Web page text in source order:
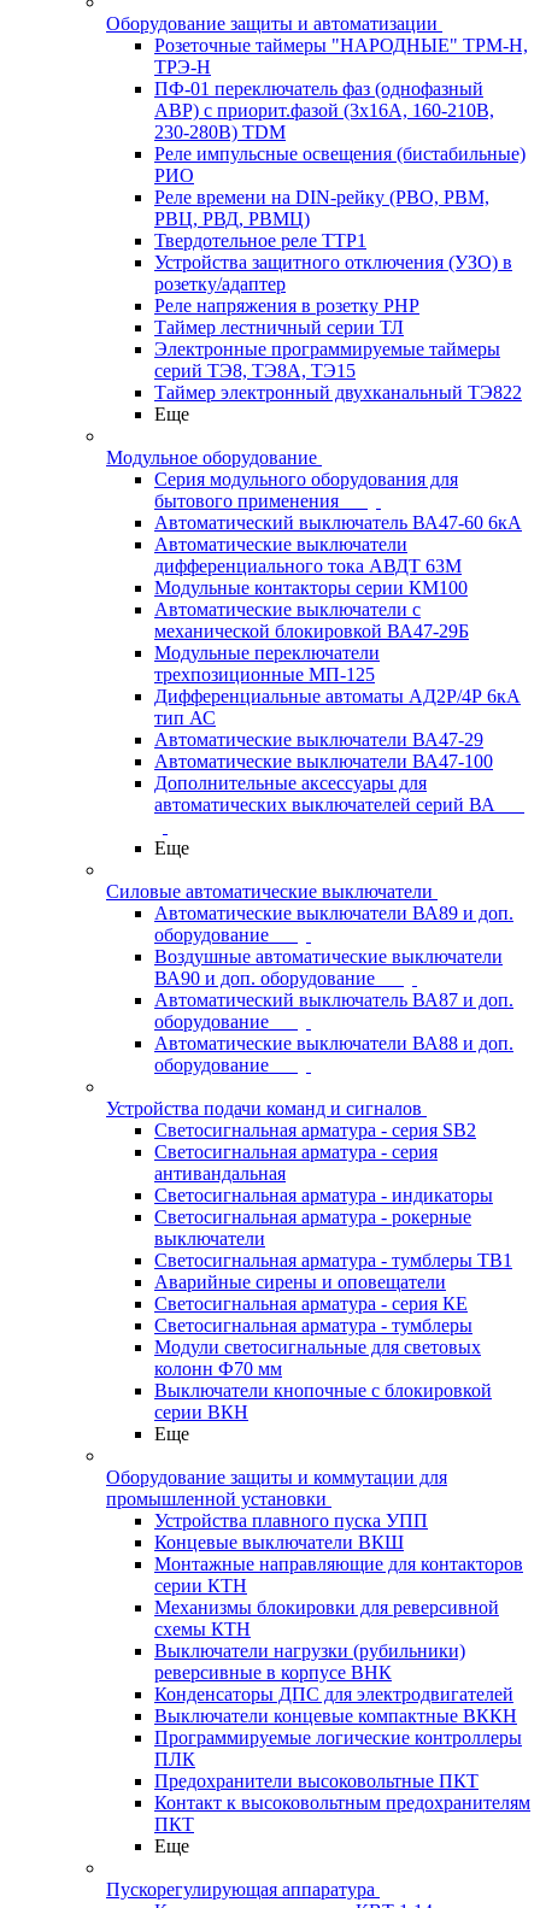
Оборудование защиты и автоматизации
Розеточные таймеры "НАРОДНЫЕ" ТРМ-Н,
ТРЭ-Н
ПФ-01 переключатель фаз (однофазный
АВР) с приорит.фазой (3х16А, 160-210В,
230-280В) TDM
Реле импульсные освещения (бистабильные)
РИО
Реле времени на DIN-рейку (РВО, РВМ,
РВЦ, РВД, РВМЦ)
Твердотельное реле ТТР1
Устройства защитного отключения (УЗО) в
розетку/адаптер
Реле напряжения в розетку РНР
Таймер лестничный серии ТЛ
Электронные программируемые таймеры
серий ТЭ8, ТЭ8А, ТЭ15
Таймер электронный двухканальный ТЭ822
Еще
Модульное оборудование
Серия модульного оборудования для
бытового применения
Автоматический выключатель ВА47-60 6кА
Автоматические выключатели
дифференциального тока АВДТ 63М
Модульные контакторы серии КМ100
Автоматические выключатели с
механической блокировкой ВА47-29Б
Модульные переключатели
трехпозиционные МП-125
Дифференциальные автоматы АД2Р/4Р 6кА
тип АС
Автоматические выключатели ВА47-29
Автоматические выключатели ВА47-100
Дополнительные аксессуары для
автоматических выключателей серий ВА
Еще
Силовые автоматические выключатели
Автоматические выключатели ВА89 и доп.
оборудование
Воздушные автоматические выключатели
ВА90 и доп. оборудование
Автоматический выключатель ВА87 и доп.
оборудование
Автоматические выключатели ВА88 и доп.
оборудование
Устройства подачи команд и сигналов
Светосигнальная арматура - серия SB2
Светосигнальная арматура - серия
антивандальная
Светосигнальная арматура - индикаторы
Светосигнальная арматура - рокерные
выключатели
Светосигнальная арматура - тумблеры ТВ1
Аварийные сирены и оповещатели
Светосигнальная арматура - серия КЕ
Светосигнальная арматура - тумблеры
Модули светосигнальные для световых
колонн Ф70 мм
Выключатели кнопочные с блокировкой
серии ВКН
Еще
Оборудование защиты и коммутации для
промышленной установки
Устройства плавного пуска УПП
Концевые выключатели ВКШ
Монтажные направляющие для контакторов
серии КТН
Механизмы блокировки для реверсивной
схемы КТН
Выключатели нагрузки (рубильники)
реверсивные в корпусе ВНК
Конденсаторы ДПС для электродвигателей
Выключатели концевые компактные ВККН
Программируемые логические контроллеры
ПЛК
Предохранители высоковольтные ПКТ
Контакт к высоковольтным предохранителям
ПКТ
Еще
Пускорегулирующая аппаратура